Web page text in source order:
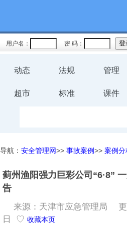
用户名： 密 码：
动态 法规 管理
超市 标准 课件
导航： 安全管理网>> 事故案例>> 案例分
蓟州渔阳强力巨彩公司“6·8”
告
来源：天津市应急管理局
日 ♡ 收藏本页